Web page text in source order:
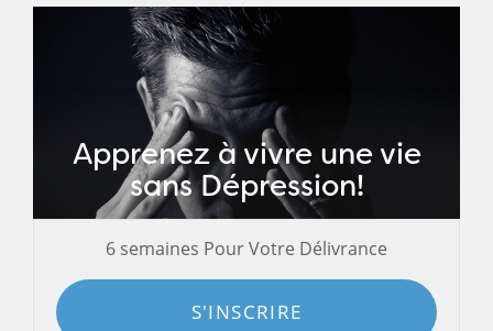
Apprenez à vivre une vie
sans Dépression!
6 semaines Pour Votre Délivrance
S'INSCRIRE